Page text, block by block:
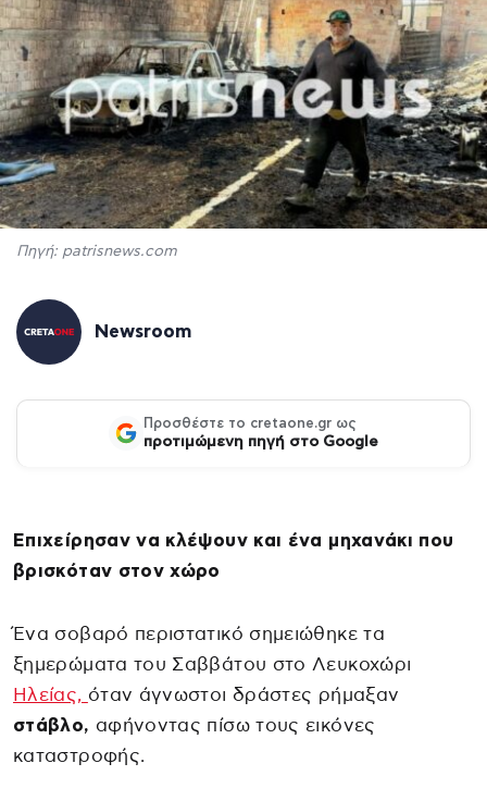
Πηγή: patrisnews.com
Newsroom
Προσθέστε το cretaone.gr ως
προτιμώμενη πηγή στο Google
Επιχείρησαν να κλέψουν και ένα μηχανάκι που
βρισκόταν στον χώρο
Ένα σοβαρό περιστατικό σημειώθηκε τα
ξημερώματα του Σαββάτου στο Λευκοχώρι
Ηλείας, όταν άγνωστοι δράστες ρήμαξαν
στάβλο, αφήνοντας πίσω τους εικόνες
καταστροφής.